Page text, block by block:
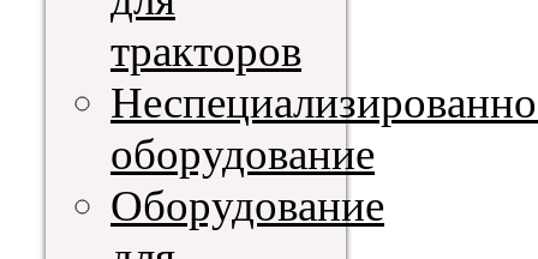
тракторов
оборудование
Оборудование